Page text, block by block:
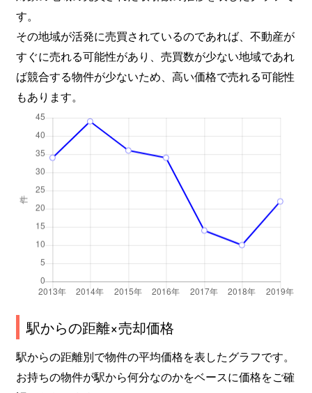
す。
その地域が活発に売買されているのであれば、不動産が
すぐに売れる可能性があり、売買数が少ない地域であれ
ば競合する物件が少ないため、高い価格で売れる可能性
もあります。
駅からの距離×売却価格
駅からの距離別で物件の平均価格を表したグラフです。
お持ちの物件が駅から何分なのかをベースに価格をご確